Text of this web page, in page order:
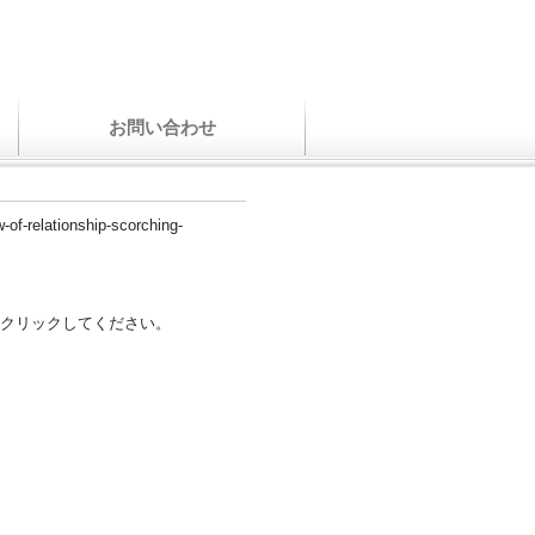
お問い合わせ
of-relationship-scorching-
リックしてください。